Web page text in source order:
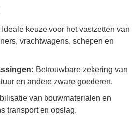
Ideale keuze voor het vastzetten van
vrachtwagens, schepen en
Betrouwbare zekering van
en andere zware goederen.
van bouwmaterialen en
transport en opslag.